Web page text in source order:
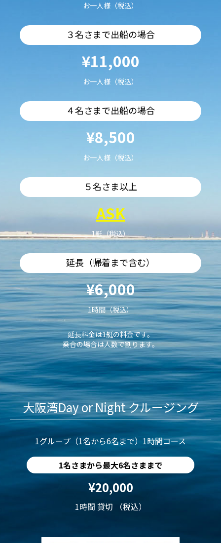
お一人様（税込）
３名さまで出船の場合
¥11,000
お一人様（税込）
４名さまで出船の場合
¥8,500
お一人様（税込）
５名さま以上
ASK
1艇（税込）
延長（帰着まで含む）
¥6,000
1時間（税込）
延長料金は1艇の料金です。
乗合の場合は人数で割ります。
大阪湾Day or Night クルージング
1グループ（1名から6名まで）1時間コース
1名さまから最大6名さままで
¥20,000
1時間 貸切 （税込）